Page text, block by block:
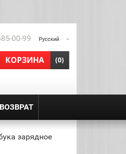
Русский
00-99
КОРЗИНА (0)
зарядное